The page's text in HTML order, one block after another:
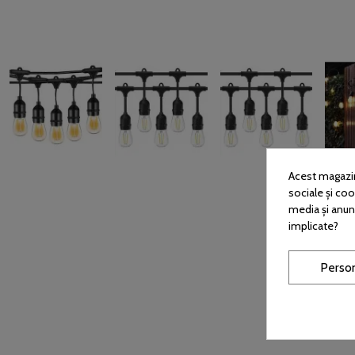
Acest
sociale și
media și
implicate?